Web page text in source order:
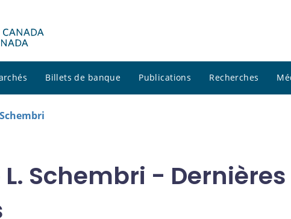
Billets de banque Publications Recherches
Schembri - Dernières